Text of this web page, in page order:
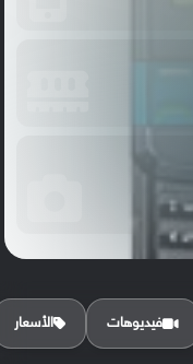
فيديوهات الأسعار